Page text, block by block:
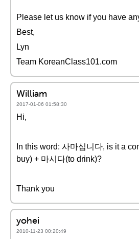
Please let us know if you have
Best,
Lyn
Team KoreanClass101.com
William
2017-01-06 01:58:30
Hi,
In this word: 사마십니다, is it a
buy) + 마시다(to drink)?
Thank you
yohei
2010-11-23 00:20:49